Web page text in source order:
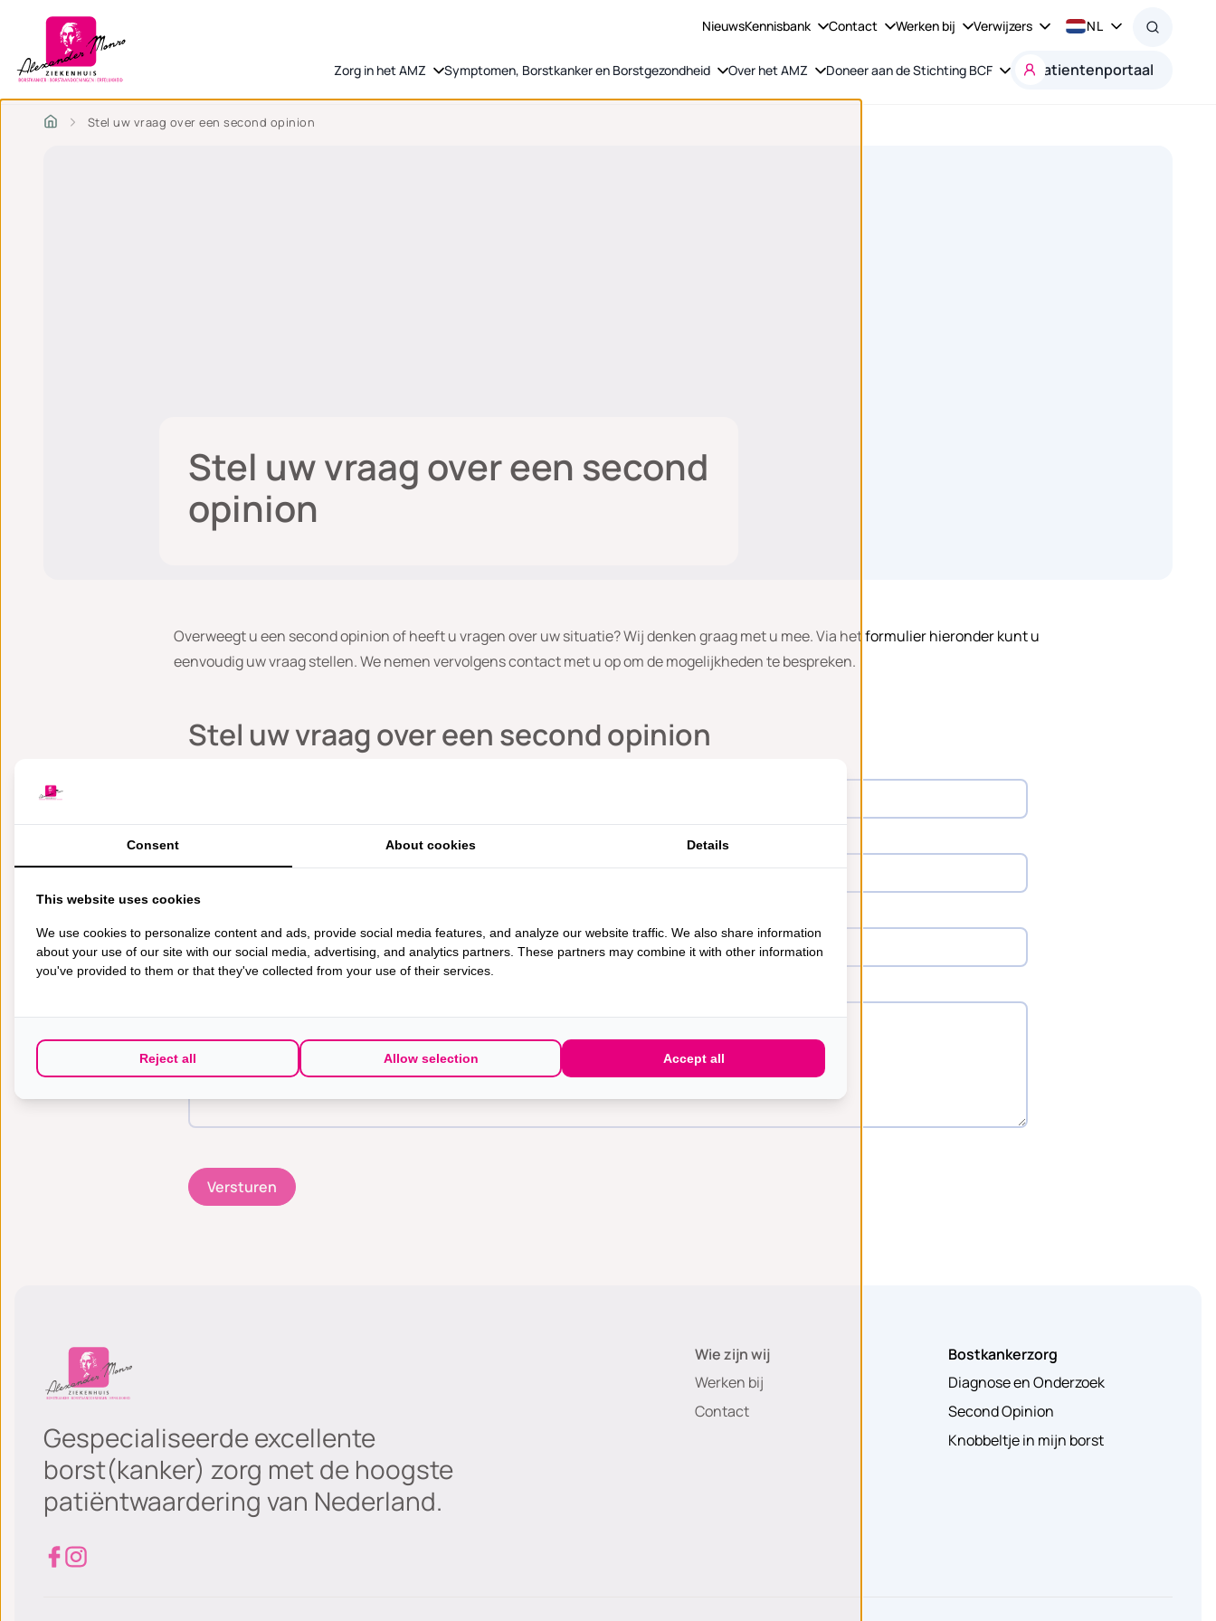
NieuwsKennisbank Contact Werken bij Verwijzers NL
Zorg in het AMZ Symptomen, Borstkanker en Borstgezondheid Over het AMZ Doneer aan de Stichting BCF Patientenportaal
Stel uw vraag over een second opinion
Stel uw vraag over een second
opinion
Overweegt u een second opinion of heeft u vragen over uw situatie? Wij denken graag met u mee. Via het formulier hieronder kunt u
eenvoudig uw vraag stellen. We nemen vervolgens contact met u op om de mogelijkheden te bespreken.
Stel uw vraag over een second opinion
Versturen
Gespecialiseerde excellente
borst(kanker) zorg met de hoogste
patiëntwaardering van Nederland.
Wie zijn wij
Werken bij
Contact
Bostkankerzorg
Diagnose en Onderzoek
Second Opinion
Knobbeltje in mijn borst
Consent About cookies Details
This website uses cookies
We use cookies to personalize content and ads, provide social media features, and analyze our website traffic. We also share information
about your use of our site with our social media, advertising, and analytics partners. These partners may combine it with other information
you've provided to them or that they've collected from your use of their services.
Reject all Allow selection Accept all